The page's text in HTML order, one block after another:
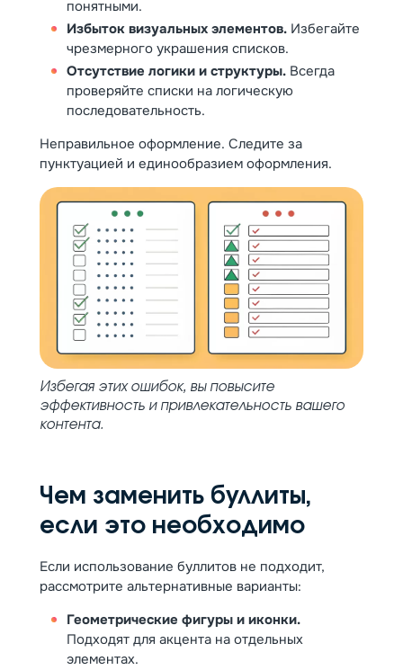
понятными.
Избыток визуальных элементов. Избегайте
чрезмерного украшения списков.
Отсутствие логики и структуры. Всегда
проверяйте списки на логическую
последовательность.
Неправильное оформление. Следите за
пунктуацией и единообразием оформления.
Избегая этих ошибок, вы повысите
эффективность и привлекательность вашего
контента.
Чем заменить буллиты,
если это необходимо
Если использование буллитов не подходит,
рассмотрите альтернативные варианты:
Геометрические фигуры и иконки.
Подходят для акцента на отдельных
элементах.